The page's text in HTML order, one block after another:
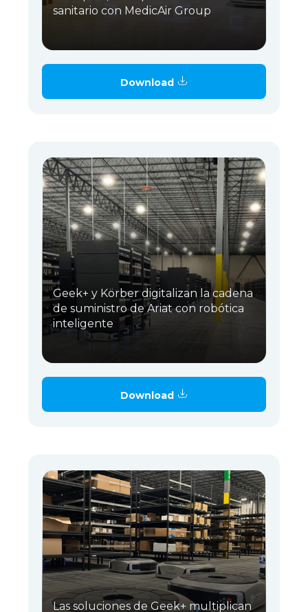
sanitario con MedicAir Group
Download
Geek+ y Körber digitalizan la cadena
de suministro de Ariat con robótica
inteligente
Download
Las soluciones de Geek+ multiplican